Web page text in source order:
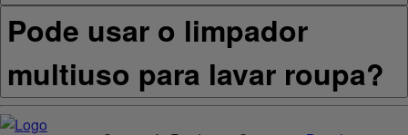
Pode usar o limpador
multiuso para lavar roupa?